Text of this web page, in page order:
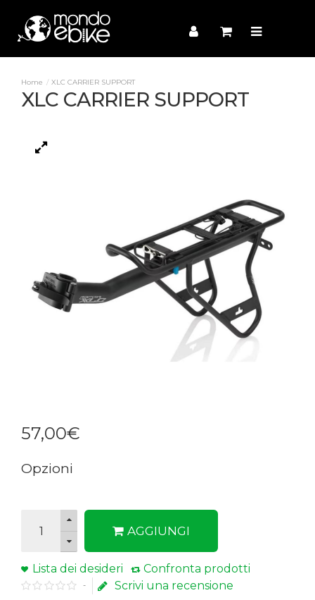
XLC CARRIER SUPPORT
XLC CARRIER SUPPORT
57,00€
Opzioni
AGGIUNGI
Lista dei desideri Confronta prodotti
- Scrivi una recensione